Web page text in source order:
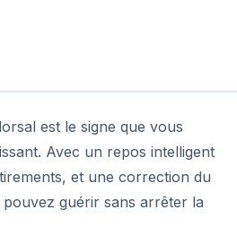
est le signe que vous
Avec un repos intelligent
et une correction du
guérir sans arrêter la